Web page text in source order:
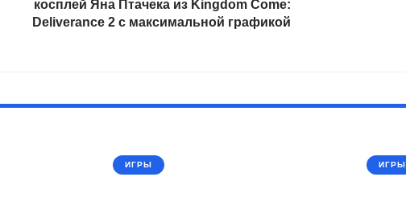
косплей Яна Птачека из Kingdom Come:
Deliverance 2 с максимальной графикой
ИГРЫ ИГРЫ